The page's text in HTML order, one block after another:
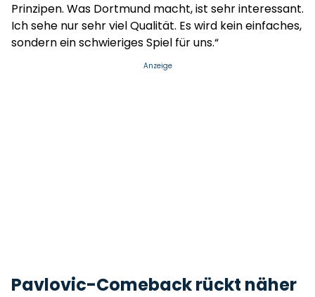
Prinzipen. Was Dortmund macht, ist sehr interessant.
Ich sehe nur sehr viel Qualität. Es wird kein einfaches,
sondern ein schwieriges Spiel für uns.“
Anzeige
Pavlovic-Comeback rückt näher